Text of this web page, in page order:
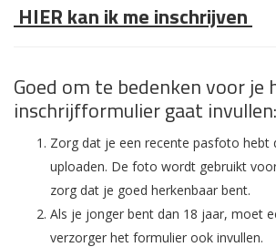
HIER kan ik me inschrijven
Goed om te bedenken voor je
inschrijfformulier gaat invullen:
Zorg dat je een recente pasfoto hebt
uploaden. De foto wordt gebruikt
zorg dat je goed herkenbaar bent.
Als je jonger bent dan 18 jaar, moet
verzorger het formulier ook invullen.